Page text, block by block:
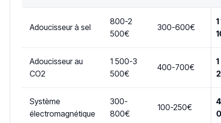
Adoucisseur à sel
800-2
500€
300-600€
Adoucisseur au
CO2
1 500-3
500€
400-700€
Système
électromagnétique
300-
800€
100-250€